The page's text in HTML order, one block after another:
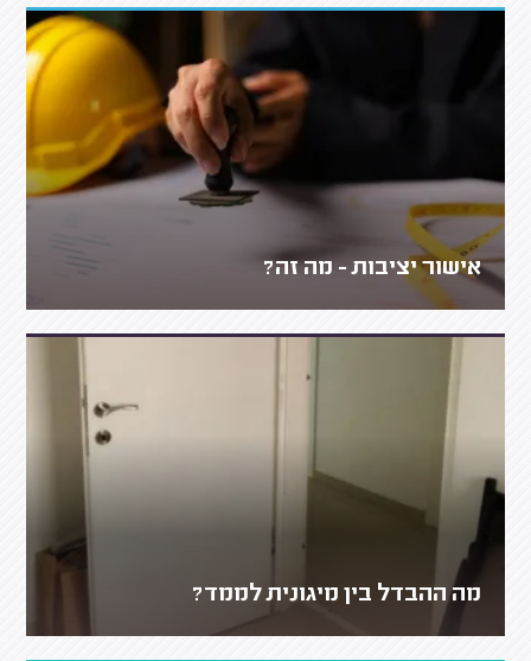
אישור יציבות - מה זה?
מה ההבדל בין מיגונית לממד?